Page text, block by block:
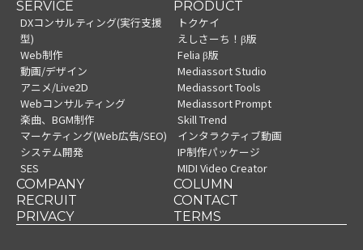
SERVICE
DXコンサルティング(実行支援
型)
Web制作
動画/デザイン
アニメ/Live2D
Webコンサルティング
楽曲、BGM制作
マーケティング(Web広告/SEO)
システム開発
SES
PRODUCT
トクケイ
えしさーち！β版
Felia β版
Mediassort Studio
Mediassort Tools
Mediassort Prompt
Skill Trend
インタラクティブ動画
IP制作パッケージ
MIDI Video Creator
COMPANY
COLUMN
RECRUIT
CONTACT
PRIVACY
TERMS